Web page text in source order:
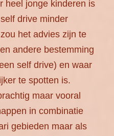
heel jonge kinderen is
drive minder
het advies zijn te
andere bestemming
self drive) en waar
te spotten is.
maar vooral
in combinatie
gebieden maar als